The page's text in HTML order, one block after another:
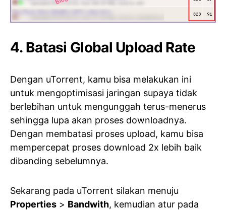
4. Batasi Global Upload Rate
Dengan uTorrent, kamu bisa melakukan ini
untuk mengoptimisasi jaringan supaya tidak
berlebihan untuk mengunggah terus-menerus
sehingga lupa akan proses downloadnya.
Dengan membatasi proses upload, kamu bisa
mempercepat proses download 2x lebih baik
dibanding sebelumnya.
Sekarang pada uTorrent silakan menuju
Properties > Bandwith, kemudian atur pada